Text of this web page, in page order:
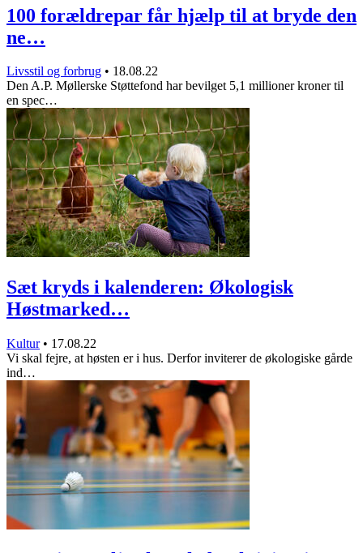
100 forældrepar får hjælp til at bryde den
ne…
Livsstil og forbrug • 18.08.22
Den A.P. Møllerske Støttefond har bevilget 5,1 millioner kroner til
en spec…
Sæt kryds i kalenderen: Økologisk
Høstmarked…
Kultur • 17.08.22
Vi skal fejre, at høsten er i hus. Derfor inviterer de økologiske gårde
ind…